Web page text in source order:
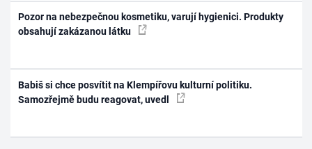
Pozor na nebezpečnou kosmetiku, varují hygienici. Produkty
obsahují zakázanou látku
Babiš si chce posvítit na Klempířovu kulturní politiku.
Samozřejmě budu reagovat, uvedl